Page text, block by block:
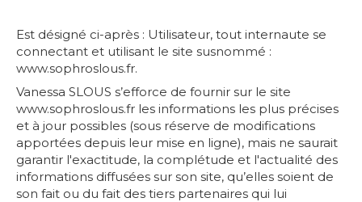
Est désigné ci-après : Utilisateur, tout internaute se
connectant et utilisant le site susnommé :
www.sophroslous.fr.
Vanessa SLOUS s’efforce de fournir sur le site
www.sophroslous.fr les informations les plus précises
et à jour possibles (sous réserve de modifications
apportées depuis leur mise en ligne), mais ne saurait
garantir l'exactitude, la complétude et l'actualité des
informations diffusées sur son site, qu’elles soient de
son fait ou du fait des tiers partenaires qui lui